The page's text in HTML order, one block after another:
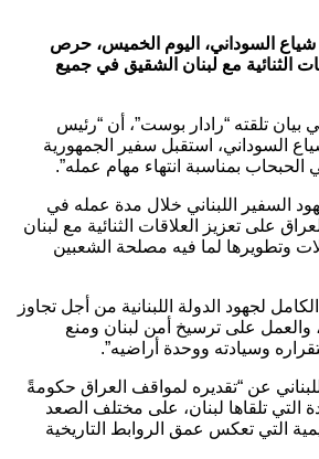
شياع السوداني، اليوم الخميس، حرص
الثنائية مع لبنان الشقيق في جميع
تلقته “رادار بوست”، أن “رئيس
السوداني، استقبل سفير الجمهورية
الحبحاب بمناسبة انتهاء مهام عمله”.
السفير اللبناني خلال مدة عمله في
على تعزيز العلاقات الثنائية مع لبنان
وتطويرها لما فيه مصلحة الشعبين
لجهود الدولة اللبنانية من أجل تجاوز
والعمل على ترسيخ أمن لبنان ومنع
وسيادته ووحدة أراضيه”.
عن “تقديره لمواقف العراق حكومةً
التي تلقاها لبنان، على مختلف الصعد
التي تعكس عمق الروابط التاريخية